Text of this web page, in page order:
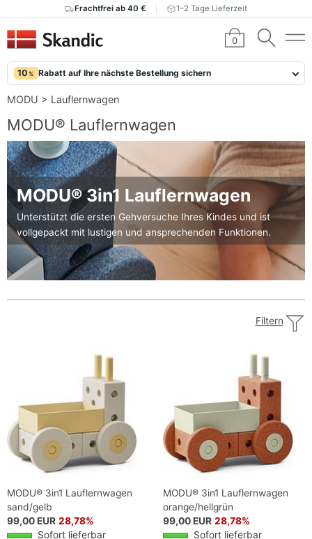
Frachtfrei ab 40 € 1–2 Tage Lieferzeit
0
10 % Rabatt auf Ihre nächste Bestellung sichern
MODU > Lauflernwagen
MODU® Lauflernwagen
MODU® 3in1 Lauflernwagen
Unterstützt die ersten Gehversuche Ihres Kindes und ist
vollgepackt mit lustigen und ansprechenden Funktionen.
Filtern
MODU® 3in1 Lauflernwagen
sand/gelb
99,00 EUR 28,78%
Sofort lieferbar
MODU® 3in1 Lauflernwagen
orange/hellgrün
99,00 EUR 28,78%
Sofort lieferbar